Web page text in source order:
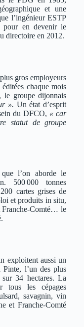
et une
l’ingénieur ESTP
pour en devenir le
directoire en 2012.
gros employeurs
chaque mois
le groupe dijonnais
». Un état d’esprit
du DFCO, « car
statut de groupe
l’on aborde le
500 000 tonnes
cartes grises de
et produits in situ,
Franche-Comté… le
exploitent aussi un
l’un des plus
34 hectares. La
tous les cépages
savagnin, vin
et Franche-Comté